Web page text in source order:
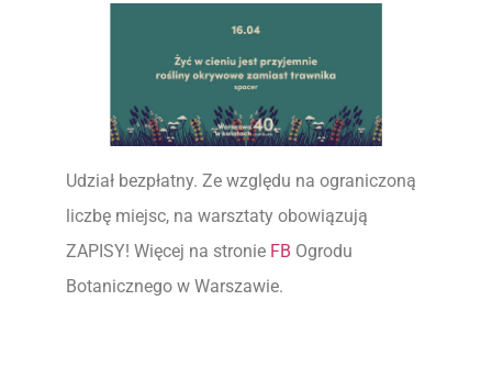
Udział bezpłatny. Ze względu na ograniczoną
liczbę miejsc, na warsztaty obowiązują
ZAPISY! Więcej na stronie FB Ogrodu
Botanicznego w Warszawie.